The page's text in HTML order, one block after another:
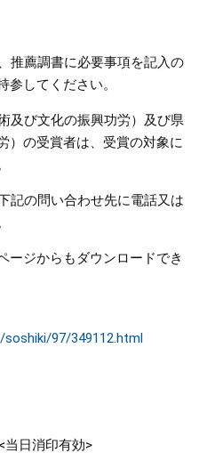
推薦調書に必要事項を記入の
してください。
及び文化の振興功労）及び県
）の受賞者は、受賞の対象に
記の問い合わせ先に電話又は
ジからもダウンロードでき
soshiki/97/349112.html
日消印有効>